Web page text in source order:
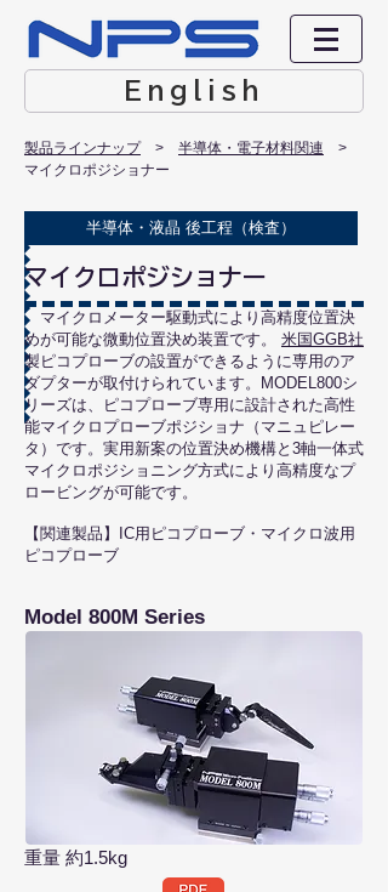
English
製品ラインナップ> ​ 半導体・電子材料関連 >
マイクロポジショナー
半導体・液晶 後工程（検査）
​マイクロポジショナー
マイクロメーター駆動式により高精度位置決
めが可能な微動位置決め装置です。 米国GGB社
製ピコプローブの設置ができるように専用のア
ダプターが取付けられています。
MODEL800シ
リーズは、ピコプローブ専用に設計された高性
能マイクロプローブポジショナ（マニュピレー
タ）です。 実用新案の位置決め機構と3軸一体式
マイクロポジショニング方式により高精度なプ
ロービングが可能です。
​【関連製品】IC用ピコプローブ・マイクロ波用
ピコプローブ
Model 800M Series
​重量 約1.5kg